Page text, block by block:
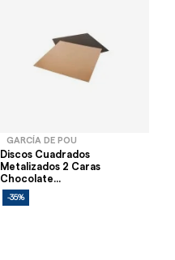
GARCÍA DE POU
Discos Cuadrados
Metalizados 2 Caras
Chocolate...
-35%